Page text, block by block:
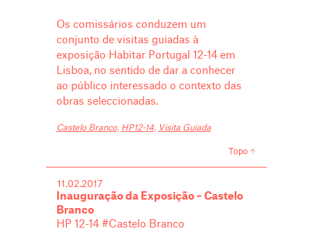
Os comissários conduzem um
conjunto de visitas guiadas à
exposição Habitar Portugal 12-14 em
Lisboa, no sentido de dar a conhecer
ao público interessado o contexto das
obras seleccionadas.
Castelo Branco, HP12-14, Visita Guiada
Topo
11.02.2017
Inauguração da Exposição – Castelo
Branco
HP 12-14 #Castelo Branco